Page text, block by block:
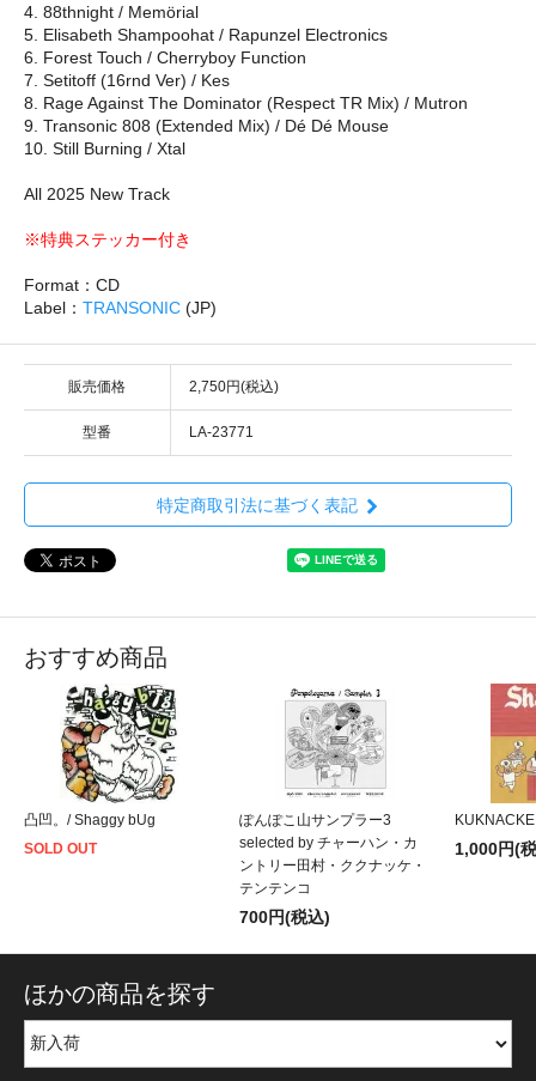
4. 88thnight / Memörial
5. Elisabeth Shampoohat / Rapunzel Electronics
6. Forest Touch / Cherryboy Function
7. Setitoff (16rnd Ver) / Kes
8. Rage Against The Dominator (Respect TR Mix) / Mutron
9. Transonic 808 (Extended Mix) / Dé Dé Mouse
10. Still Burning / Xtal
All 2025 New Track
※特典ステッカー付き
Format：CD
Label： TRANSONIC (JP)
販売価格 2,750円(税込)
型番 LA-23771
特定商取引法に基づく表記
おすすめ商品
凸凹。/ Shaggy bUg
SOLD OUT
ぽんぽこ山サンプラー3
selected by チャーハン・カ
ントリー田村・ククナッケ・
テンテンコ
700円(税込)
1,000円(
ほかの商品を探す